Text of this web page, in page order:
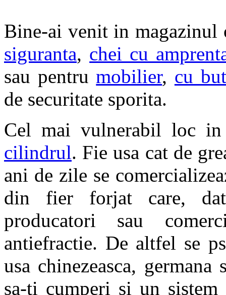
Bine-ai venit in
siguranta, chei cu
sau pentrumobilier, cu
de securitate sporita.
Cel mai vulnerabil loc
cilindrul. Fie usa cat de
ani de zile se
din fier forjat care,
producatori sau
antiefractie. De altfel se
usa chinezeasca, germana
sa-ti cumperi si un